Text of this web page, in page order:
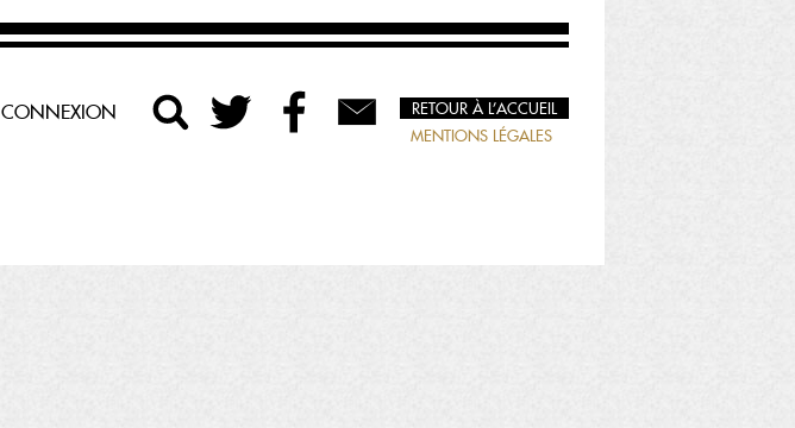
CONNEXION
RETOUR À L’ACCUEIL
MENTIONS LÉGALES